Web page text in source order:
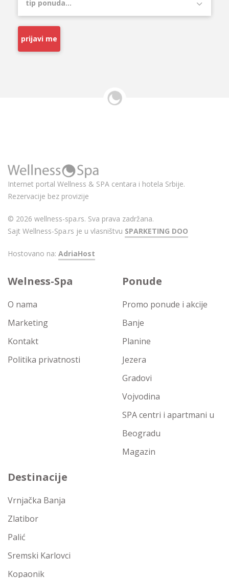
prijavi me
Internet portal Wellness & SPA centara i hotela Srbije.
Rezervacije bez provizije
© 2026 wellness-spa.rs. Sva prava zadržana.
Sajt Wellness-Spa.rs je u vlasništvu SPARKETING DOO
Hostovano na: AdriaHost
Welness-Spa
O nama
Marketing
Kontakt
Politika privatnosti
Ponude
Promo ponude i akcije
Banje
Planine
Jezera
Gradovi
Vojvodina
SPA centri i apartmani u
Beogradu
Magazin
Destinacije
Vrnjačka Banja
Zlatibor
Palić
Sremski Karlovci
Kopaonik